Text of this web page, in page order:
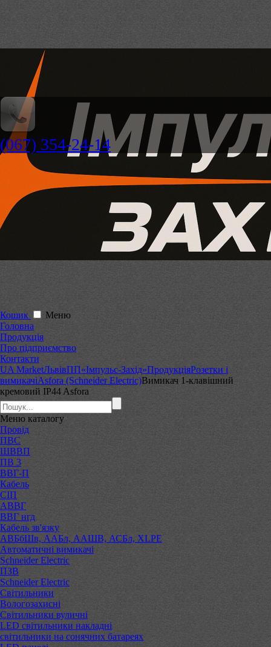
(067) 354-24-14
Кошик
Меню
Головна
Продукція
Про підприємство
Контакти
UA MarketЛьвівПП«Імпульс-Захід»ПродукціяРозетки і
вимикачіAsfora (Schneider Electric)Вимикач 1-клавішний
кремовий IP44 Asfora
Меню каталогу
Провід
ПВС
ШВВП
ПВ 3
ВВГ-П
Кабель
СІП
АВВГ
ВВГ нгд
Кабель зв'язку
АВБбШв, ААБл, ААШВ, АСБл, XLPE
Автоматичні вимикачі
Schneider Electric
ПЗВ
Schneider Electric
Світильники
Вологозахисні
Світильники вуличні
LED світильники накладні
світильники на сонячних батареях